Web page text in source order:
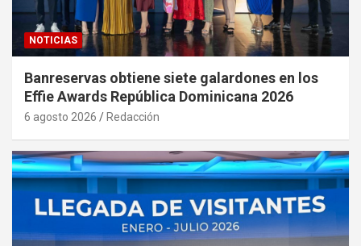
NOTICIAS
Banreservas obtiene siete galardones en los
Effie Awards República Dominicana 2026
6 agosto 2026 Redacción